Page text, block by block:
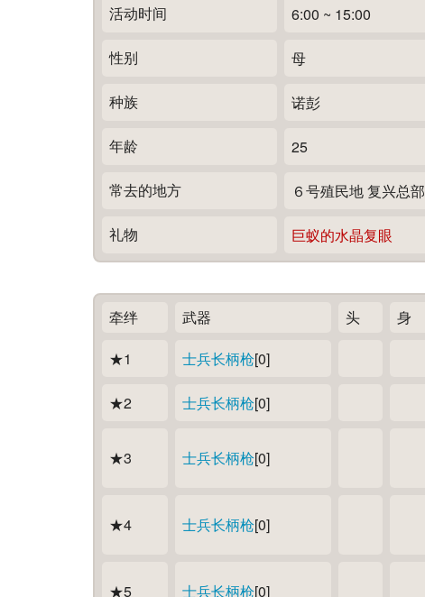
活动时间 6:00 ~ 15:00
性别 母
种族 诺彭
年龄 25
常去的地方 ６号殖民地 复兴总部
礼物 巨蚁的水晶复眼
牵绊 武器 头 身
★1
士兵长柄枪[0]
★2 士兵长柄枪[0]
★3 士兵长柄枪[0]
★4 士兵长柄枪[0]
★5 士兵长柄枪[0]